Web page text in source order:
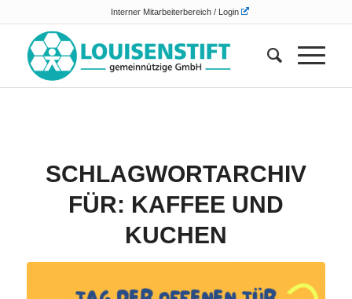
Interner Mitarbeiterbereich / Login
SCHLAGWORTARCHIV
FÜR: KAFFEE UND
KUCHEN